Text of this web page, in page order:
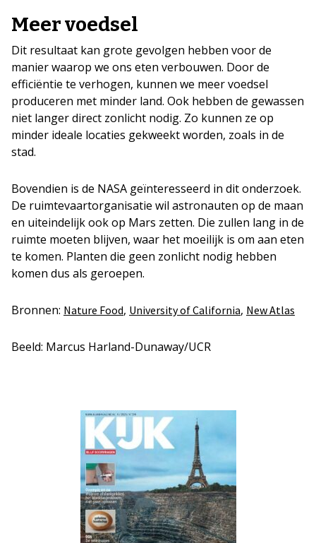
Meer voedsel
Dit resultaat kan grote gevolgen hebben voor de
manier waarop we ons eten verbouwen. Door de
efficiëntie te verhogen, kunnen we meer voedsel
produceren met minder land. Ook hebben de gewassen
niet langer direct zonlicht nodig. Zo kunnen ze op
minder ideale locaties gekweekt worden, zoals in de
stad.
Bovendien is de NASA geïnteresseerd in dit onderzoek.
De ruimtevaartorganisatie wil astronauten op de maan
en uiteindelijk ook op Mars zetten. Die zullen lang in de
ruimte moeten blijven, waar het moeilijk is om aan eten
te komen. Planten die geen zonlicht nodig hebben
komen dus als geroepen.
Bronnen: Nature Food, University of California, New Atlas
Beeld: Marcus Harland-Dunaway/UCR